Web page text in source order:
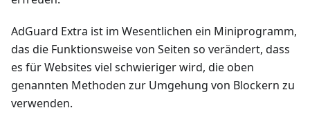
AdGuard Extra ist im Wesentlichen ein Miniprogramm,
das die Funktionsweise von Seiten so verändert, dass
es für Websites viel schwieriger wird, die oben
genannten Methoden zur Umgehung von Blockern zu
verwenden.